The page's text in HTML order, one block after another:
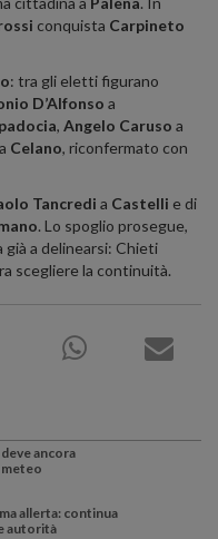
conquista Carpineto
: tra gli eletti figurano
D’Alfonso a
, Angelo Caruso a
a Celano, riconfermato con
Tancredi a Castelli e di
. Lo spoglio prosegue,
già a delinearsi: Chieti
scegliere la continuità.
ancora
allerta: continua
autorità